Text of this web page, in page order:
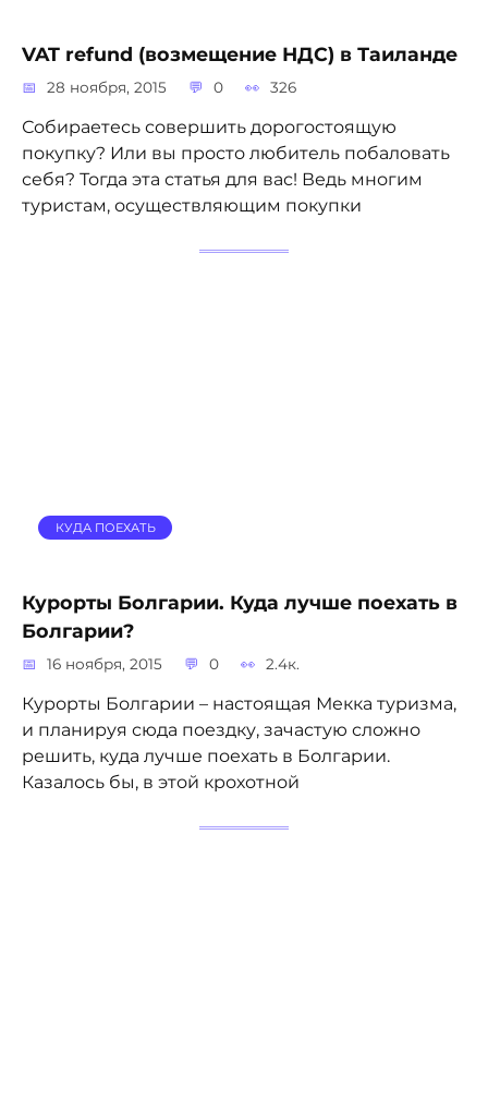
VAT refund (возмещение НДС) в Таиланде
28 ноября, 2015 0 326
Собираетесь совершить дорогостоящую
покупку? Или вы просто любитель побаловать
себя? Тогда эта статья для вас! Ведь многим
туристам, осуществляющим покупки
КУДА ПОЕХАТЬ
Курорты Болгарии. Куда лучше поехать в
Болгарии?
16 ноября, 2015 0 2.4к.
Курорты Болгарии – настоящая Мекка туризма,
и планируя сюда поездку, зачастую сложно
решить, куда лучше поехать в Болгарии.
Казалось бы, в этой крохотной